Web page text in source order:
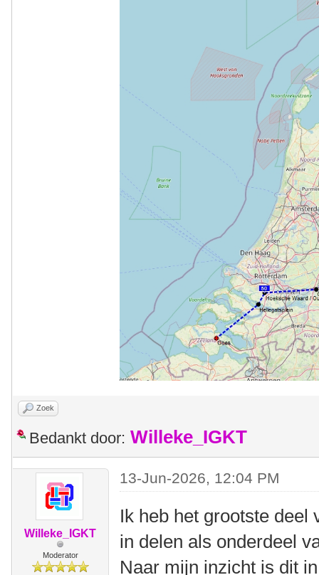
Zoek
Bedankt door: Willeke_IGKT
Willeke_IGKT
Moderator
13-Jun-2026, 12:04 PM
Ik heb het grootste deel
in delen als onderdeel
Naar mijn inzicht is dit